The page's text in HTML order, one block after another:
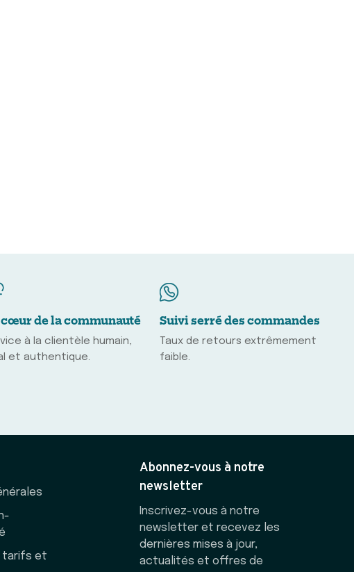
de la communauté
à la clientèle humain,
et authentique.
Suivi serré des commandes
Taux de retours extrêmement
faible.
tarifs et
Abonnez-vous à notre
newsletter
Inscrivez-vous à notre
newsletter et recevez les
dernières mises à jour,
actualités et offres de